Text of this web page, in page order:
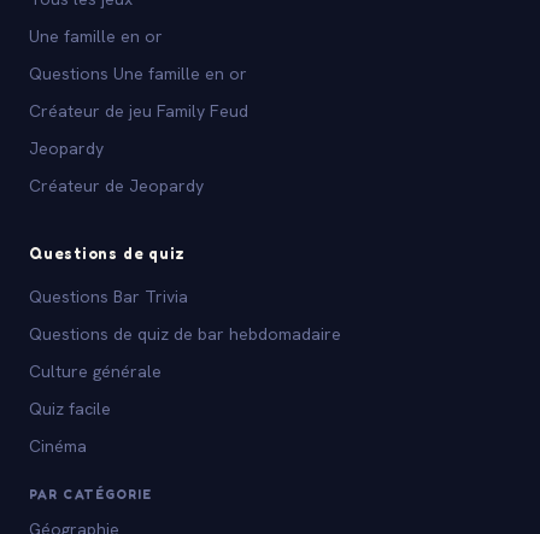
Une famille en or
Questions Une famille en or
Créateur de jeu Family Feud
Jeopardy
Créateur de Jeopardy
Questions de quiz
Questions Bar Trivia
Questions de quiz de bar hebdomadaire
Culture générale
Quiz facile
Cinéma
PAR CATÉGORIE
Géographie